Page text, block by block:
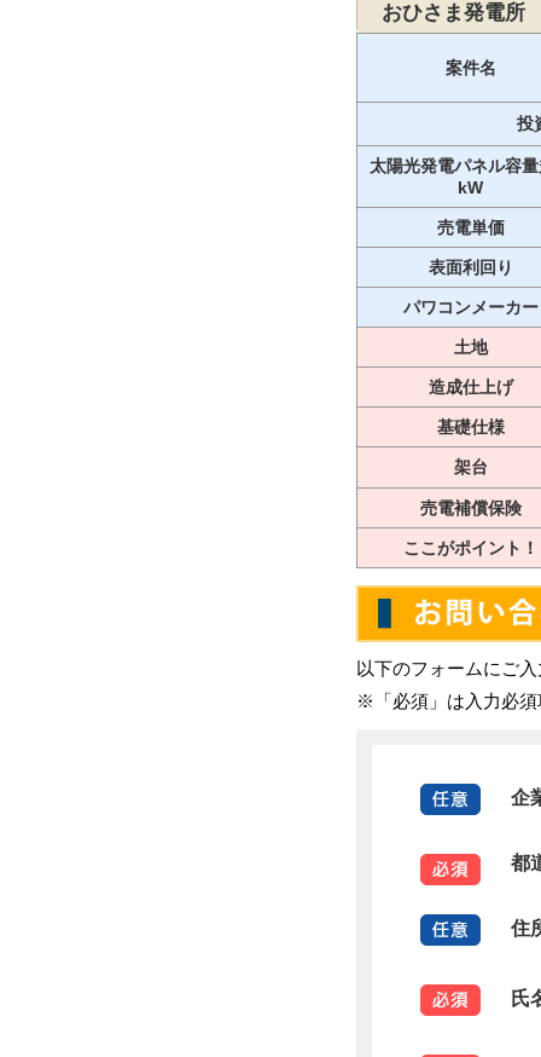
おひさま発電所
案件名
投
太陽光発電パネル容
kW
売電単価
表面利回り
パワコンメーカー
土地
造成仕上げ
基礎仕様
架台
売電補償保険
ここがポイント！
以下のフォームにご
※「必須」は入力必
企
都
住
氏